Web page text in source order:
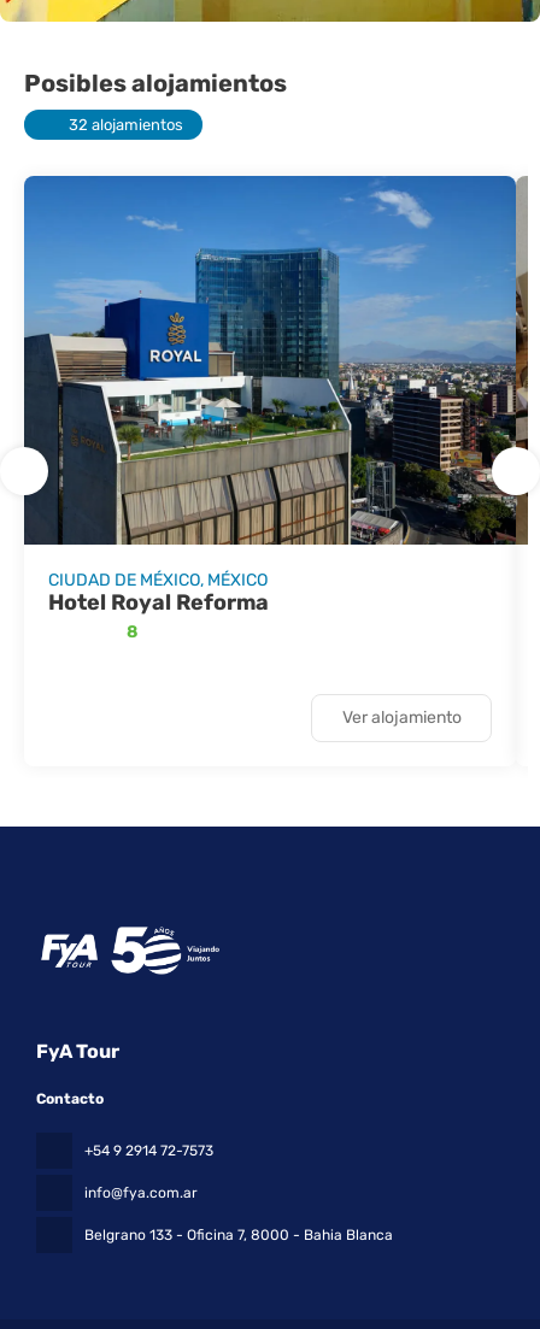
Posibles alojamientos
32 alojamientos
CIUDAD DE MÉXICO, MÉXICO
Hotel Royal Reforma
8
Ver alojamiento
FyA Tour
Contacto
+54 9 2914 72-7573
info@fya.com.ar
Belgrano 133 - Oficina 7, 8000 - Bahia Blanca